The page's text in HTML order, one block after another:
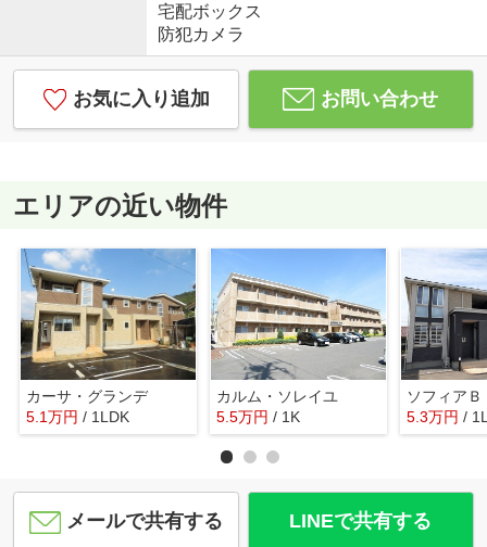
宅配ボックス
防犯カメラ
お気に入り追加 お問い合わせ
エリアの近い物件
カーサ・グランデ
5.1万円 / 1LDK
カルム・ソレイユ
5.5万円 / 1K
ソフィアＢ
5.3万円 /
メールで共有する LINEで共有する